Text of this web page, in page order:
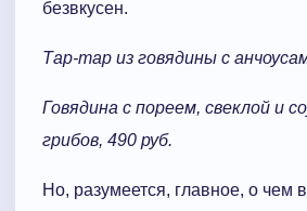
безвкусен.
Тар-тар из говядины с
Говядина с пореем, свеклой и
грибов, 490 руб.
Но, разумеется, главное, о чем